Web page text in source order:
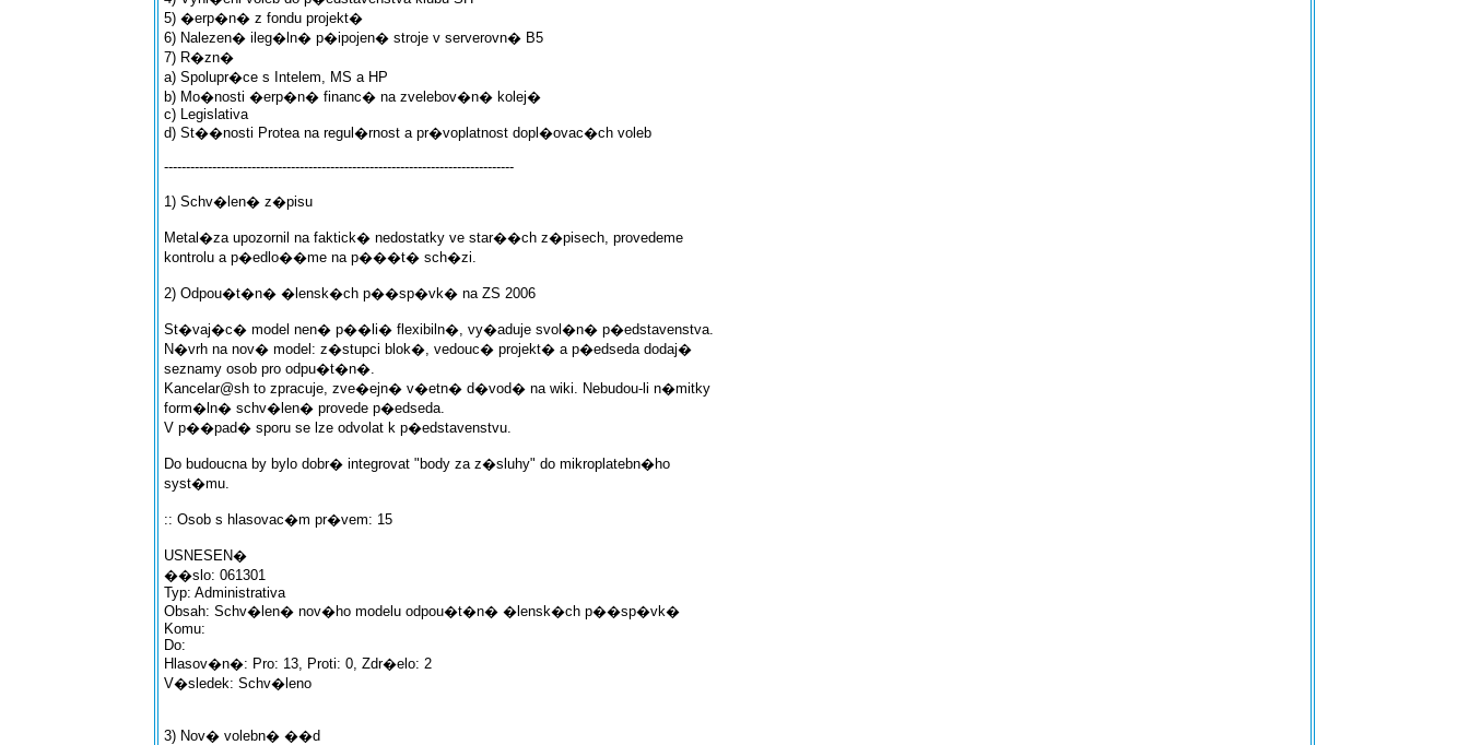
5) �erp�n� z fondu projekt�
6) Nalezen� ileg�ln� p�ipojen� stroje v serverovn� B5
7) R�zn�
a) Spolupr�ce s Intelem, MS a HP
b) Mo�nosti �erp�n� financ� na zvelebov�n� kolej�
c) Legislativa
d) St��nosti Protea na regul�rnost a pr�voplatnost dopl�ovac�ch voleb
--------------------------------------------------------------------------------
1) Schv�len� z�pisu
Metal�za upozornil na faktick� nedostatky ve star��ch z�pisech, provedeme
kontrolu a p�edlo��me na p���t� sch�zi.
2) Odpou�t�n� �lensk�ch p��sp�vk� na ZS 2006
St�vaj�c� model nen� p��li� flexibiln�, vy�aduje svol�n� p�edstavenstva.
N�vrh na nov� model: z�stupci blok�, vedouc� projekt� a p�edseda dodaj�
seznamy osob pro odpu�t�n�.
Kancelar@sh to zpracuje, zve�ejn� v�etn� d�vod� na wiki. Nebudou-li n�mitky
form�ln� schv�len� provede p�edseda.
V p��pad� sporu se lze odvolat k p�edstavenstvu.
Do budoucna by bylo dobr� integrovat "body za z�sluhy" do mikroplatebn�ho
syst�mu.
:: Osob s hlasovac�m pr�vem: 15
USNESEN�
��slo: 061301
Typ: Administrativa
Obsah: Schv�len� nov�ho modelu odpou�t�n� �lensk�ch p��sp�vk�
Komu:
Do:
Hlasov�n�: Pro: 13, Proti: 0, Zdr�elo: 2
V�sledek: Schv�leno
3) Nov� volebn� ��d